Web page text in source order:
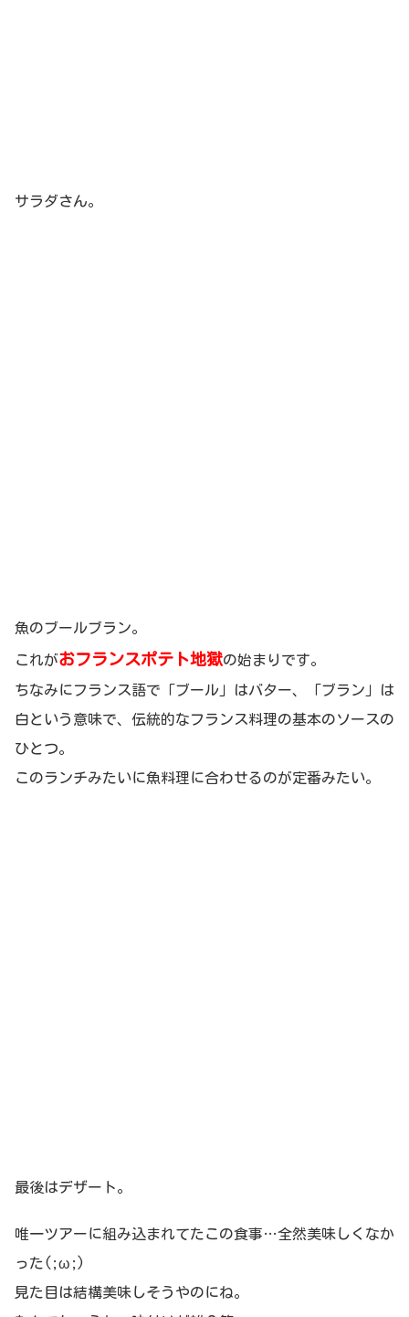
サラダさん。
魚のブールブラン。
これがおフランスポテト地獄の始まりです。
ちなみにフランス語で「ブール」はバター、「ブラン」は
白という意味で、伝統的なフランス料理の基本のソースの
ひとつ。
このランチみたいに魚料理に合わせるのが定番みたい。
最後はデザート。
唯一ツアーに組み込まれてたこの食事…全然美味しくなか
った(;ω;)
見た目は結構美味しそうやのにね。